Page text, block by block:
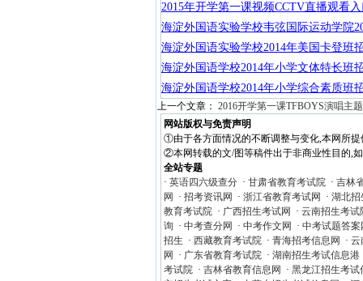
2015年开学第一课视频CCTV直播观看
海淀外国语实验学校韦弦国际运动学院
海淀外国语实验学校2014年美国卡登班
海淀外国语学校2014年小学文体特长班
海淀外国语学校2014年小学综合素质班
上一个文章： 2016开学第一课TFBOYS演唱主
网站版权与免责声明
①由于各方面情况的不断调整与变化,本网所
②本网转载的文/图等稿件出于非商业性目的,
全站专题
· 英语四六级查分· 甘肃省教育考试院· 吉林
网
· 招考资讯网 · 浙江省教育考试网 · 湖北招
教育考试院· 广西招生考试网 · 云南招生考试
询 · 中考查分网 · 中考作文网 · 中考试题答案
招生 · 西藏教育考试院· 青海招考信息网 · 云
网
· 广东省教育考试院· 湖南招生考试信息港
考试院· 吉林省教育信息网 · 黑龙江招生考试